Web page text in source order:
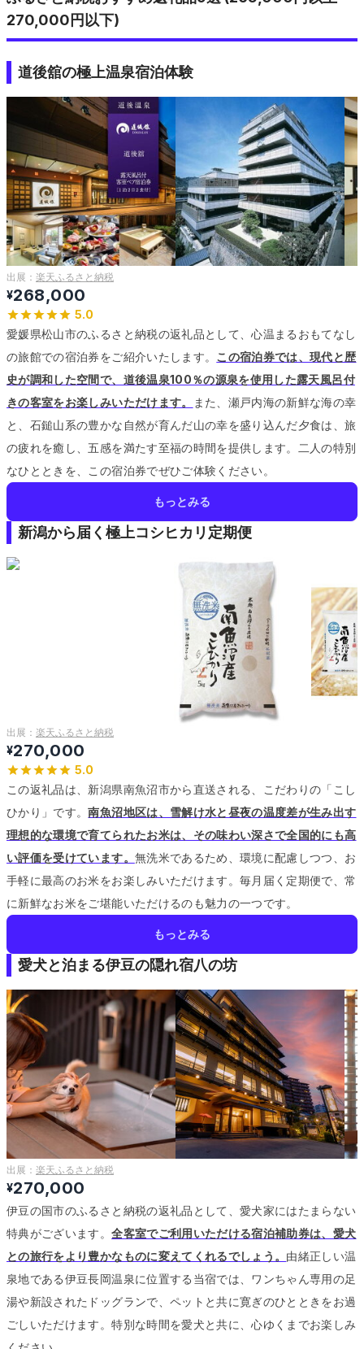
270,000円以下)
道後舘の極上温泉宿泊体験
出展： 楽天ふるさと納税
¥268,000
5.0
愛媛県松山市のふるさと納税の返礼品として、心温まるおもてなし
の旅館での宿泊券をご紹介いたします。 この宿泊券では、現代と歴
史が調和した空間で、道後温泉100％の源泉を使用した露天風呂付
きの客室をお楽しみいただけます。
また、瀬戸内海の新鮮な海の幸
と、石鎚山系の豊かな自然が育んだ山の幸を盛り込んだ夕食は、旅
の疲れを癒し、五感を満たす至福の時間を提供します。
二人の特別
なひとときを、この宿泊券でぜひご体験ください。
もっとみる
新潟から届く極上コシヒカリ定期便
出展： 楽天ふるさと納税
¥270,000
5.0
この返礼品は、新潟県南魚沼市から直送される、こだわりの「こし
ひかり」です。南魚沼地区は、雪解け水と昼夜の温度差が生み出す
理想的な環境で育てられたお米は、その味わい深さで全国的にも高
い評価を受けています。 無洗米であるため、環境に配慮しつつ、お
手軽に最高のお米をお楽しみいただけます。 毎月届く定期便で、常
に新鮮なお米をご堪能いただけるのも魅力の一つです。
もっとみる
愛犬と泊まる伊豆の隠れ宿八の坊
出展： 楽天ふるさと納税
¥270,000
伊豆の国市のふるさと納税の返礼品として、愛犬家にはたまらない
特典がございます。全客室でご利用いただける宿泊補助券は、愛犬
との旅行をより豊かなものに変えてくれるでしょう。 由緒正しい温
泉地である伊豆長岡温泉に位置する当宿では、ワンちゃん専用の足
湯や新設されたドッグランで、ペットと共に寛ぎのひとときをお過
ごしいただけます。特別な時間を愛犬と共に、心ゆくまでお楽しみ